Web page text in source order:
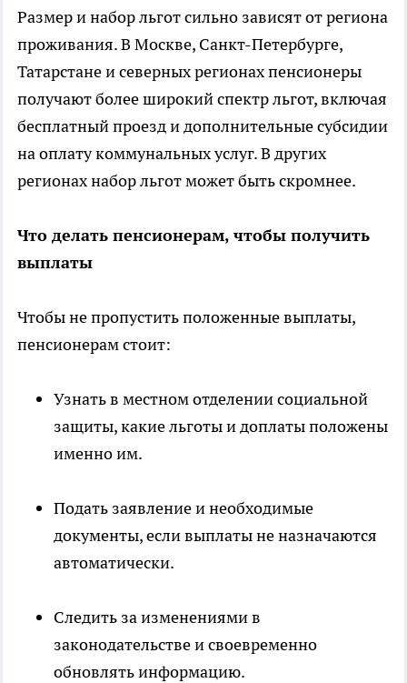
Размер и набор льгот сильно зависят от региона
проживания. В Москве, Санкт-Петербурге,
Татарстане и северных регионах пенсионеры
получают более широкий спектр льгот, включая
бесплатный проезд и дополнительные субсидии
на оплату коммунальных услуг. В других
регионах набор льгот может быть скромнее.
Что делать пенсионерам, чтобы получить
выплаты
Чтобы не пропустить положенные выплаты,
пенсионерам стоит:
Узнать в местном отделении социальной
защиты, какие льготы и доплаты положены
именно им.
Подать заявление и необходимые
документы, если выплаты не назначаются
автоматически.
Следить за изменениями в
законодательстве и своевременно
обновлять информацию.